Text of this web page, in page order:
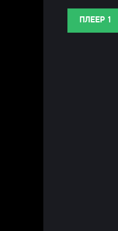
ПЛЕЕР 1